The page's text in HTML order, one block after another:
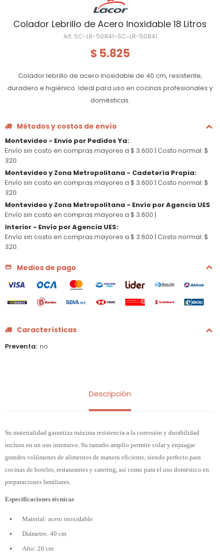
Colador Lebrillo de Acero Inoxidable 18 Litros
SC-LR-50841-SC-LR-50841
$ 5.825
Colador lebrillo de acero inoxidable de 40 cm, resistente,
duradero e higiénico. Ideal para uso en cocinas profesionales y
domésticas.
Métodos y costos de envío
Montevideo - Envio por Pedidos Ya:
Envío sin costo en compras mayores a $ 3.600 | Costo normal: $
320.
Montevideo y Zona Metropolitana - Cadetería Propia:
Envío sin costo en compras mayores a $ 3.600 | Costo normal: $
320.
Montevideo y Zona Metropolitana - Envío por Agencia UES
Envío sin costo en compras mayores a $ 3.600 |
Interior - Envío por Agencia UES:
Envío sin costo en compras mayores a $ 3.600 | Costo normal: $
320.
Medios de pago
Características
Preventa no
Descripción
Su materialidad garantiza máxima resistencia a la corrosión y durabilidad
incluso en un uso intensivo. Su tamaño amplio permite colar y enjuagar
grandes volúmenes de alimentos de manera eficiente, siendo perfecto para
cocinas de hoteles, restaurantes y catering, así como para el uso doméstico en
preparaciones familiares.
Especificaciones técnicas
Material: acero inoxidable
Diámetro: 40 cm
Alto: 26 cm